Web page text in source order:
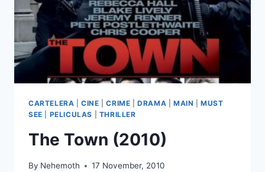
CARTELERA |CINE |CRIME |DRAMA MAIN |MUST
SEE
PELICULAS THRILLER
The Town (2010)
By Nehemoth 17 November, 2010